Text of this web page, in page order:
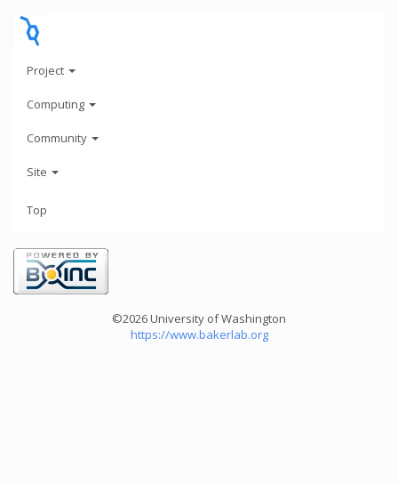
Project
Computing
Community
Site
Top
©2026 University of Washington
https://www.bakerlab.org